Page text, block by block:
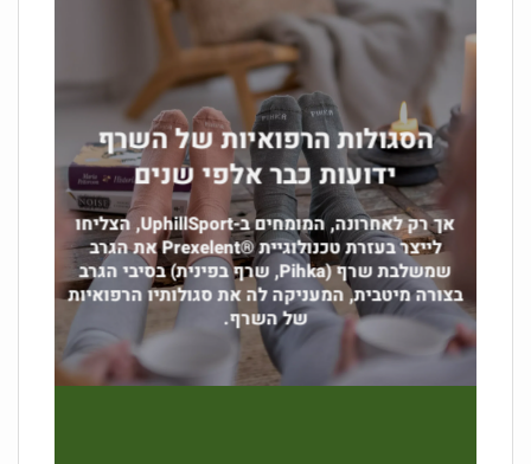
הסגולות הרפואיות של השרף
ידועות כבר אלפי שנים
אך רק לאחרונה, המומחים ב-UphillSport, הצליחו
לייצר בעזרת טכנולוגיית ®Prexelent את הגרב
שמשלבת שרף (Pihka, שרף בפינית) בסיבי הגרב
בצורה מיטבית, המעניקה לה את סגולותיו הרפואיות
של השרף.